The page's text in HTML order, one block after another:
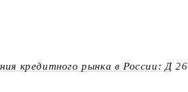
кредитного рынка в России: Д 26